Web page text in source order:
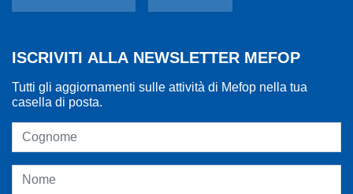
ISCRIVITI ALLA NEWSLETTER MEFOP
Tutti gli aggiornamenti sulle attività di Mefop nella tua
casella di posta.